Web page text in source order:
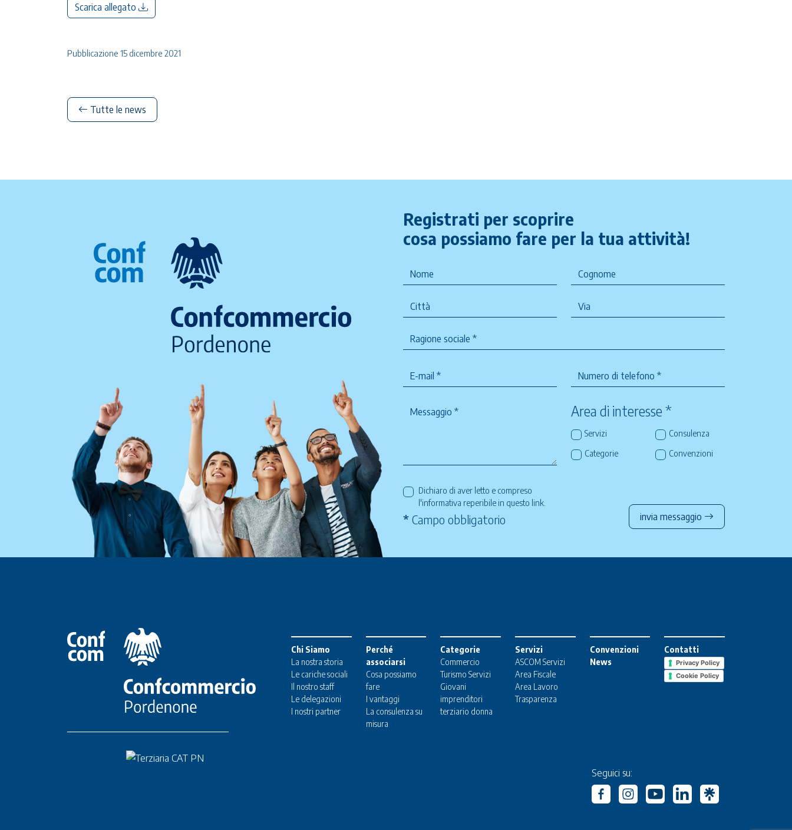
Scarica allegato
Pubblicazione 15 dicembre 2021
Tutte le news
Registrati per scoprire
cosa possiamo fare per la tua attività!
Area di interesse *
Servizi
Consulenza
Categorie
Convenzioni
Dichiaro di aver letto e compreso
l'informativa reperibile in questo link
* Campo obbligatorio invia messaggio
Chi Siamo
La nostra storia
Le cariche sociali
Il nostro staff
Le delegazioni
I nostri partner
Perché
associarsi
Cosa possiamo
fare
I vantaggi
La consulenza su
misura
Categorie
Commercio
Turismo Servizi
Giovani
imprenditori
terziario donna
Servizi
ASCOM Servizi
Area Fiscale
Area Lavoro
Trasparenza
Convenzioni
News
Contatti
Privacy Policy
Cookie Policy
Seguici su: